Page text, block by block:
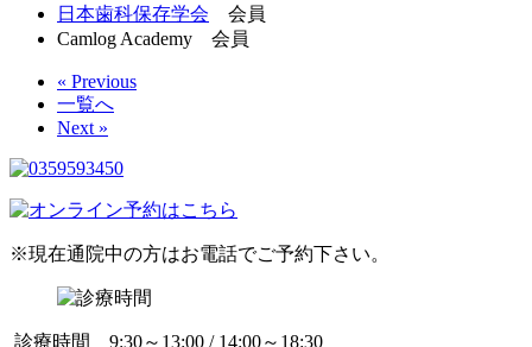
日本歯科保存学会 会員
Camlog Academy 会員
« Previous
一覧へ
Next »
※現在通院中の方はお電話でご予約下さい。
診療時間 9:30～13:00 / 14:00～18:30